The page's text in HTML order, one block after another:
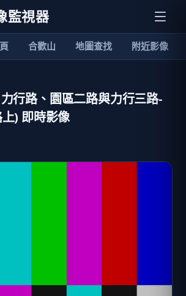
監視器
合歡山 地圖查找 附近影像
行路、園區二路與力行三路-
) 即時影像